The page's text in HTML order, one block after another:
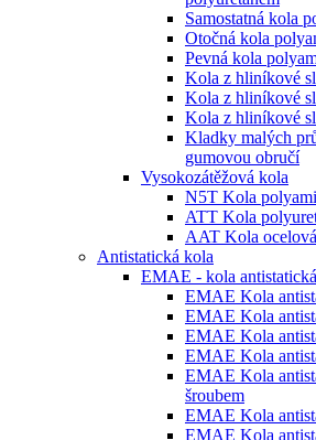
Samostatná kola
Otočná kola
Pevná kola
Kola z hliníkové
Kola z hliníkové
Kola z hliníkové
Kladky malých
gumovou obručí
Vysokozátěžová kola
N5T Kola
ATT Kola
AAT Kola ocelová
Antistatická kola
EMAE - kola antistatická
EMAE Kola
EMAE Kola
EMAE Kola
EMAE Kola
EMAE Kola
šroubem
EMAE Kola
EMAE Kola